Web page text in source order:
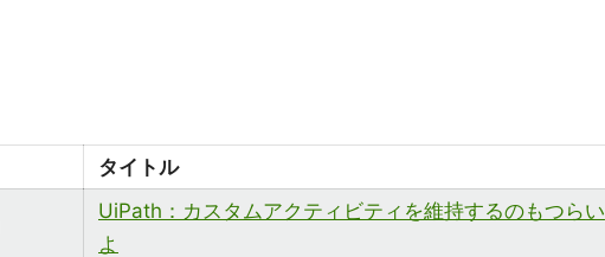
タイトル
UiPath：カスタムアクティビティを維持するのもつらい
よ